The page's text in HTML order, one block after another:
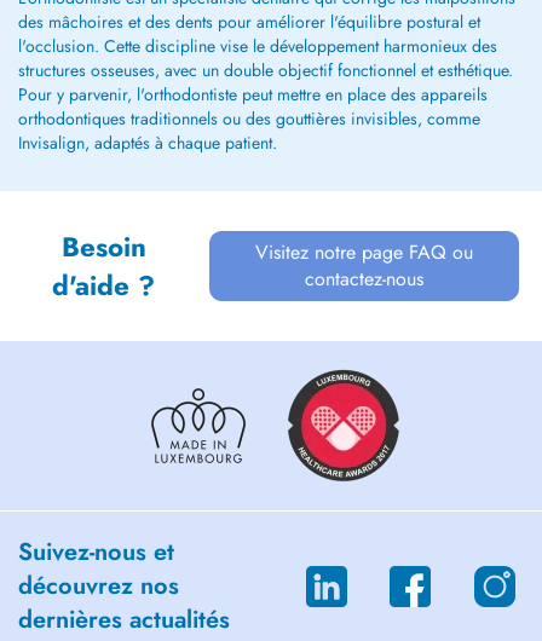
des mâchoires et des dents pour améliorer l'équilibre postural et
l'occlusion. Cette discipline vise le développement harmonieux des
structures osseuses, avec un double objectif fonctionnel et esthétique.
Pour y parvenir, l'orthodontiste peut mettre en place des appareils
orthodontiques traditionnels ou des gouttières invisibles, comme
Invisalign, adaptés à chaque patient.
Besoin
d'aide ?
Visitez notre page FAQ ou
contactez-nous
Suivez-nous et
découvrez nos
dernières actualités